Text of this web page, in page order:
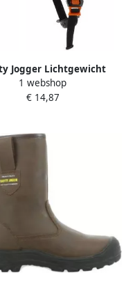
Jogger Lichtgewicht
| Blauw |
SW8004UNI
1 webshop
€ 14,87